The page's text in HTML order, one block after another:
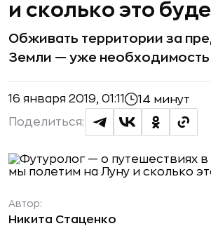
и сколько это
Обживать территории за
Земли — уже необходимость
16 января 2019, 01:11 14 минут
Поделиться:
Автор:
Никита Стаценко